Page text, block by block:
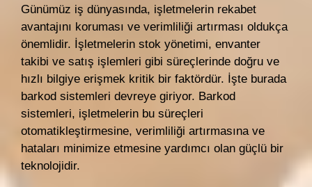
Günümüz iş dünyasında, işletmelerin rekabet
avantajını koruması ve verimliliği artırması oldukça
önemlidir. İşletmelerin stok yönetimi, envanter
takibi ve satış işlemleri gibi süreçlerinde doğru ve
hızlı bilgiye erişmek kritik bir faktördür. İşte burada
barkod sistemleri devreye giriyor. Barkod
sistemleri, işletmelerin bu süreçleri
otomatikleştirmesine, verimliliği artırmasına ve
hataları minimize etmesine yardımcı olan güçlü bir
teknolojidir.